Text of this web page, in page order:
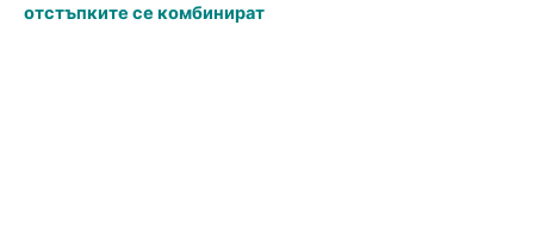
отстъпките се комбинират